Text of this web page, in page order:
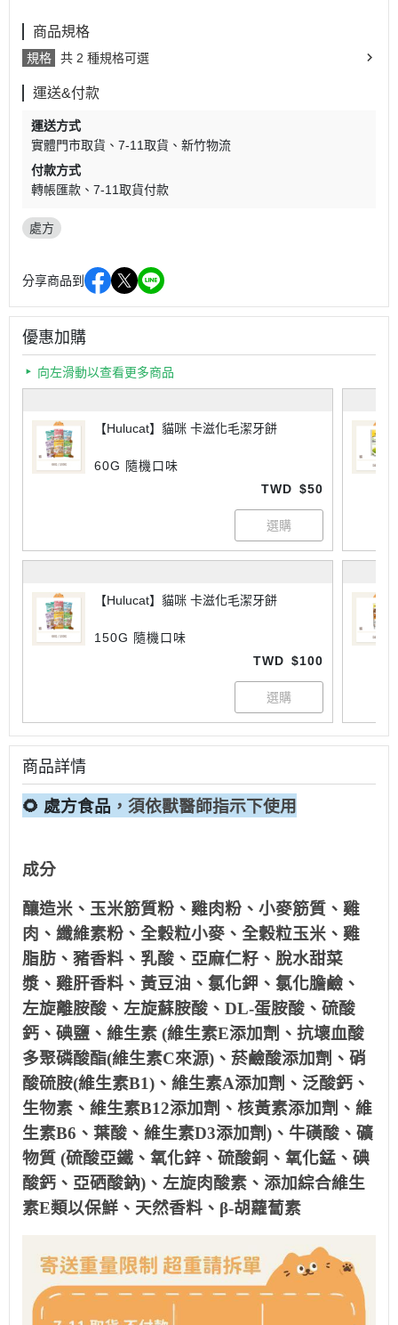
商品規格
規格 共 2 種規格可選
運送&付款
運送方式
實體門市取貨
7-11取貨
新竹物流
付款方式
轉帳匯款
7-11取貨付款
處方
分享商品到
優惠加購
向左滑動以查看更多商品
【Hulucat】貓咪 卡滋化毛潔牙餅
60G 隨機口味
TWD $50
【Hulucat】貓咪 卡滋化毛潔牙餅
150G 隨機口味
TWD $100
商品詳情
🌻 處方食品 ，須依獸醫師指示下使用
成分
釀造米、玉米筋質粉、雞肉粉、小麥筋質、雞
肉、纖維素粉、全穀粒小麥、全穀粒玉米、雞
脂肪、豬香料、乳酸、亞麻仁籽、脫水甜菜
漿、雞肝香料、黃豆油、氯化鉀、氯化膽鹼、
左旋離胺酸、左旋蘇胺酸、DL-蛋胺酸、硫酸
鈣、碘鹽、維生素 (維生素E添加劑、抗壞血酸
多聚磷酸酯(維生素C來源)、菸鹼酸添加劑、硝
酸硫胺(維生素B1)、維生素A添加劑、泛酸鈣、
生物素、維生素B12添加劑、核黃素添加劑、維
生素B6、葉酸、維生素D3添加劑)、牛磺酸、礦
物質 (硫酸亞鐵、氧化鋅、硫酸銅、氧化錳、碘
酸鈣、亞硒酸鈉)、左旋肉酸素、添加綜合維生
素E類以保鮮、天然香料、β-胡蘿蔔素